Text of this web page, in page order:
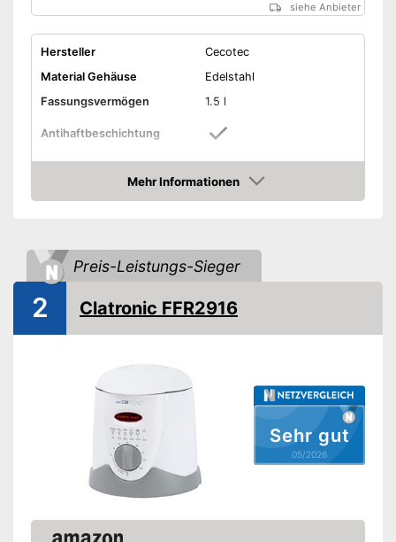
siehe Anbieter
Hersteller
Cecotec
Material Gehäuse
Edelstahl
Fassungsvermögen
1.5 l
Antihaftbeschichtung
Leistung
900 W
24,2 x 28,5 x 40 cm
Korb
Kontrolllampe
Überhitzungsschutz
Leichte Reinigung dank
Antihaftbeschichtung
Stromsparend durch Timer-
Amazon Lieferzeit
siehe Anbieter
Mehr Informationen
Amazon
Preis-Leistungs-Sieger
Sehr gut
05/2026
2 Clatronic FFR2916